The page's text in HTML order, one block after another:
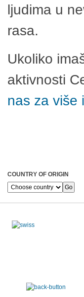
ljudima u
rasa.
Ukoliko
aktivnosti
nas za više
COUNTRY OF ORIGIN